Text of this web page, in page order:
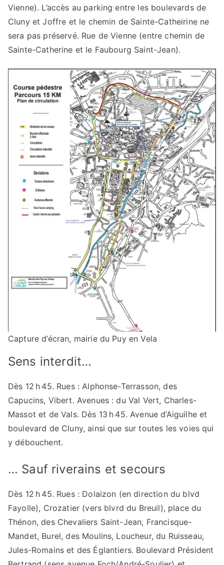
Vienne). L’accès au parking entre les boulevards de
Cluny et Joffre et le chemin de Sainte-Catheirine ne
sera pas préservé. Rue de Vienne (entre chemin de
Sainte-Catherine et le Faubourg Saint-Jean).
Capture d’écran, mairie du Puy en Vela
Sens interdit…
Dès 12 h 45. Rues : Alphonse-Terrasson, des
Capucins, Vibert. Avenues : du Val Vert, Charles-
Massot et de Vals. Dès 13 h 45. Avenue d’Aiguilhe et
boulevard de Cluny, ainsi que sur toutes les voies qui
y débouchent.
… Sauf riverains et secours
Dès 12 h 45. Rues : Dolaizon (en direction du blvd
Fayolle), Crozatier (vers blvrd du Breuil), place du
Thénon, des Chevaliers Saint-Jean, Francisque-
Mandet, Burel, des Moulins, Loucheur, du Ruisseau,
Jules-Romains et des Églantiers. Boulevard Président